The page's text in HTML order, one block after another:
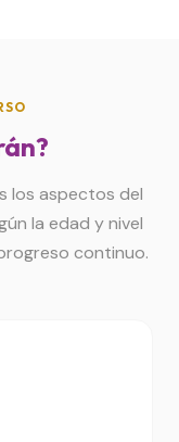
los aspectos del
la edad y nivel
continuo.